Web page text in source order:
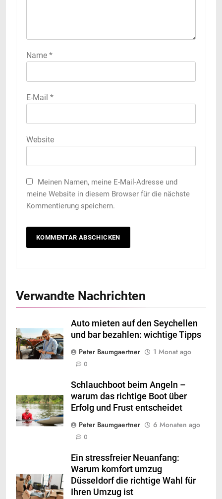
Name *
E-Mail *
Website
Meinen Namen, meine E-Mail-Adresse und
meine Website in diesem Browser für die nächste
Kommentierung speichern.
Verwandte Nachrichten
Auto mieten auf den Seychellen
und bar bezahlen: wichtige Tipps
Peter Baumgaertner
1 Monat ago
0
Schlauchboot beim Angeln –
warum das richtige Boot über
Erfolg und Frust entscheidet
Peter Baumgaertner
6 Monaten ago
0
Ein stressfreier Neuanfang:
Warum komfort umzug
Düsseldorf die richtige Wahl für
Ihren Umzug ist